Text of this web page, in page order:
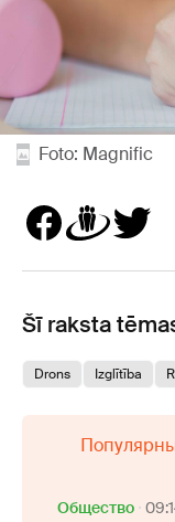
Foto: Magnific
Šī raksta
Drons Izglītība
Oбщество